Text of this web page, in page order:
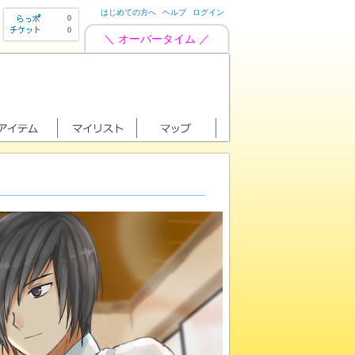
0
0
はじめての方へ ヘルプ ログイン
＼ オーバータイム ／